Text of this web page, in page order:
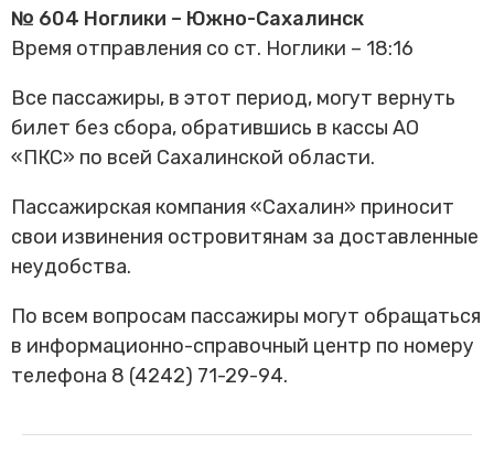
№ 604 Ноглики – Южно-Сахалинск
Время отправления со ст. Ноглики – 18:16
Все пассажиры, в этот период, могут вернуть
билет без сбора, обратившись в кассы АО
«ПКС» по всей Сахалинской области.
Пассажирская компания «Сахалин» приносит
свои извинения островитянам за доставленные
неудобства.
По всем вопросам пассажиры могут обращаться
в информационно-справочный центр по номеру
телефона 8 (4242) 71-29-94.